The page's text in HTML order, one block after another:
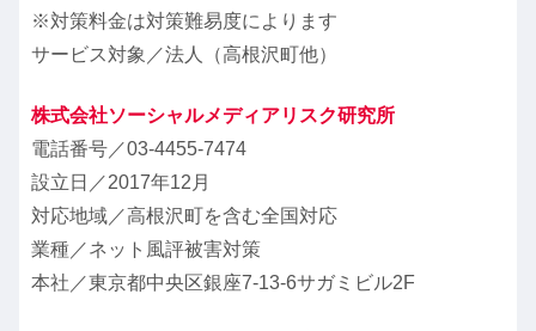
※対策料金は対策難易度によります
サービス対象／法人（高根沢町他）
株式会社ソーシャルメディアリスク研究所
電話番号／03-4455-7474
設立日／2017年12月
対応地域／高根沢町を含む全国対応
業種／ネット風評被害対策
本社／東京都中央区銀座7-13-6サガミビル2F